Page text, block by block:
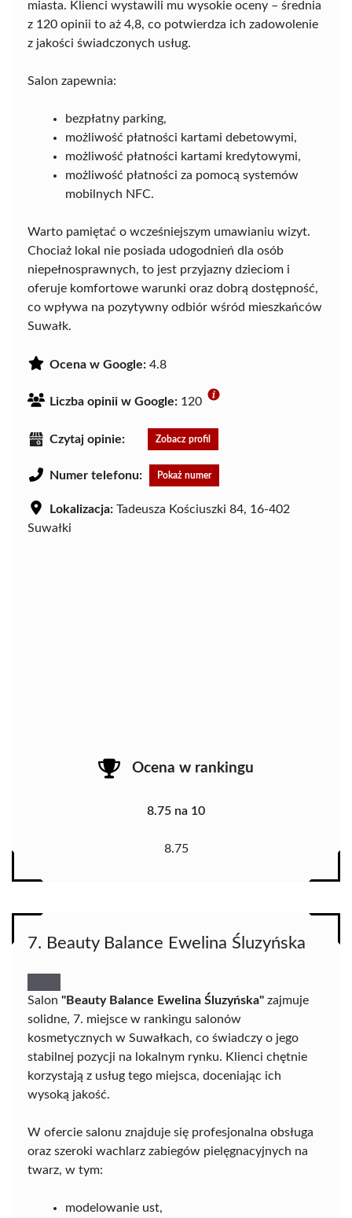
miasta. Klienci wystawili mu wysokie oceny – średnia
z 120 opinii to aż 4,8, co potwierdza ich zadowolenie
z jakości świadczonych usług.
Salon zapewnia:
bezpłatny parking,
możliwość płatności kartami debetowymi,
możliwość płatności kartami kredytowymi,
możliwość płatności za pomocą systemów
mobilnych NFC.
Warto pamiętać o wcześniejszym umawianiu wizyt.
Chociaż lokal nie posiada udogodnień dla osób
niepełnosprawnych, to jest przyjazny dzieciom i
oferuje komfortowe warunki oraz dobrą dostępność,
co wpływa na pozytywny odbiór wśród mieszkańców
Suwałk.
Ocena w Google: 4.8
Liczba opinii w Google: 120
Czytaj opinie: Zobacz profil
Numer telefonu: Pokaż numer
Lokalizacja: Tadeusza Kościuszki 84, 16-402
Suwałki
Ocena w rankingu
8.75 na 10
8.75
7. Beauty Balance Ewelina Śluzyńska
Salon "Beauty Balance Ewelina Śluzyńska" zajmuje
solidne, 7. miejsce w rankingu salonów
kosmetycznych w Suwałkach, co świadczy o jego
stabilnej pozycji na lokalnym rynku. Klienci chętnie
korzystają z usług tego miejsca, doceniając ich
wysoką jakość.
W ofercie salonu znajduje się profesjonalna obsługa
oraz szeroki wachlarz zabiegów pielęgnacyjnych na
twarz, w tym:
modelowanie ust,